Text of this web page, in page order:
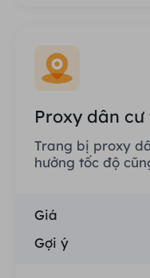
Proxy dân cư
Trang bị proxy
hưởng tốc độ
Giá
Gợi ý